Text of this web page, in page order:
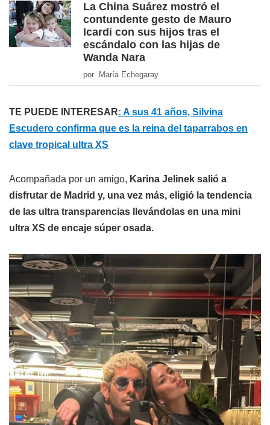
La China Suárez mostró el
contundente gesto de Mauro
Icardi con sus hijos tras el
escándalo con las hijas de
Wanda Nara
por María Echegaray
TE PUEDE INTERESAR: A sus 41 años, Silvina
Escudero confirma que es la reina del taparrabos en
clave tropical ultra XS
Acompañada por un amigo, Karina Jelinek salió a
disfrutar de Madrid y, una vez más, eligió la tendencia
de las ultra transparencias llevándolas en una mini
ultra XS de encaje súper osada.